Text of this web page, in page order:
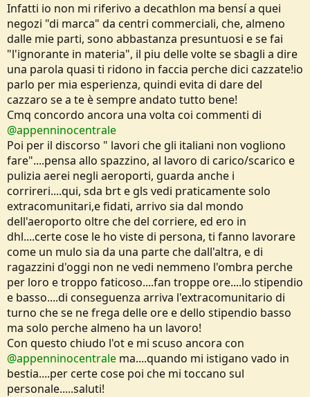
Infatti io non mi riferivo a decathlon ma bensí a quei
negozi "di marca" da centri commerciali, che, almeno
dalle mie parti, sono abbastanza presuntuosi e se fai
"l'ignorante in materia", il piu delle volte se sbagli a dire
una parola quasi ti ridono in faccia perche dici cazzate!io
parlo per mia esperienza, quindi evita di dare del
cazzaro se a te è sempre andato tutto bene!
Cmq concordo ancora una volta coi commenti di
@appenninocentrale
Poi per il discorso " lavori che gli italiani non vogliono
fare"....pensa allo spazzino, al lavoro di carico/scarico e
pulizia aerei negli aeroporti, guarda anche i
corrireri....qui, sda brt e gls vedi praticamente solo
extracomunitari,e fidati, arrivo sia dal mondo
dell'aeroporto oltre che del corriere, ed ero in
dhl....certe cose le ho viste di persona, ti fanno lavorare
come un mulo sia da una parte che dall'altra, e di
ragazzini d'oggi non ne vedi nemmeno l'ombra perche
per loro e troppo faticoso....fan troppe ore....lo stipendio
e basso....di conseguenza arriva l'extracomunitario di
turno che se ne frega delle ore e dello stipendio basso
ma solo perche almeno ha un lavoro!
Con questo chiudo l'ot e mi scuso ancora con
@appenninocentrale ma....quando mi istigano vado in
bestia....per certe cose poi che mi toccano sul
personale.....saluti!